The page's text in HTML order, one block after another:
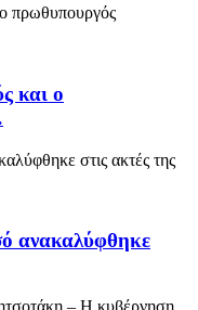
και ο
ανακαλύφθηκε